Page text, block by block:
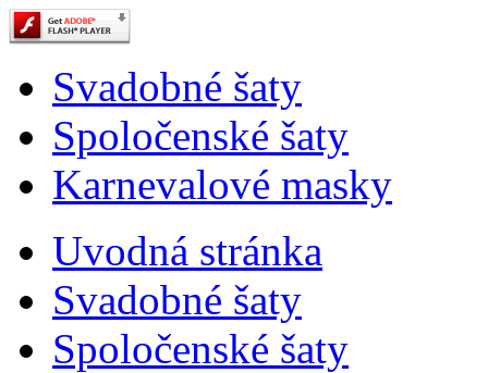
Svadobné šaty
Spoločenské šaty
Karnevalové masky
Uvodná stránka
Svadobné šaty
Spoločenské šaty